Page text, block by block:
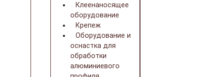
Клеенаносящее
оборудование
Крепеж
Оборудование и
оснастка для
обработки
алюминиевого